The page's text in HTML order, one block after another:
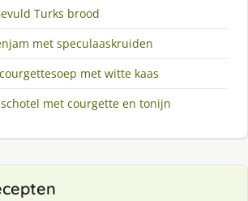
Turks brood
met speculaaskruiden
met witte kaas
met courgette en tonijn